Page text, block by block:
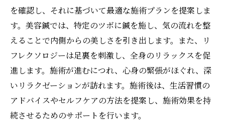
される理由
両施術の相乗効果を理解する
複合アプローチで得られる全身の健康
美容と健康を両立させる施術法
リフレクソロジーと美容鍼の施術手順
相乗効果を最大限に引き出すための工夫
美容鍼サロンでのリフレクソロジーの活用
を確認し、それに基づいて最適な施術プランを提案しま
す。美容鍼では、特定のツボに鍼を施し、気の流れを整
えることで内側からの美しさを引き出します。また、リ
フレクソロジーは足裏を刺激し、全身のリラックスを促
進します。施術が進むにつれ、心身の緊張がほぐれ、深
いリラクゼーションが訪れます。施術後は、生活習慣の
アドバイスやセルフケアの方法を提案し、施術効果を持
続させるためのサポートを行います。